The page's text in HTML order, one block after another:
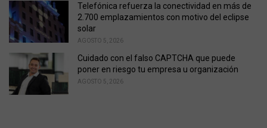
Telefónica refuerza la conectividad en más de
2.700 emplazamientos con motivo del eclipse
solar
AGOSTO 5, 2026
Cuidado con el falso CAPTCHA que puede
poner en riesgo tu empresa u organización
AGOSTO 5, 2026